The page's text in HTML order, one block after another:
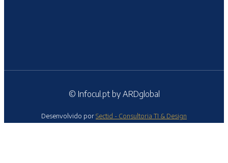
© Infocul.pt by ARDglobal
Desenvolvido porSectid - Consultoria TI & Design